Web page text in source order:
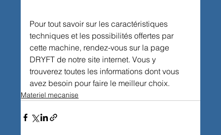
Pour tout savoir sur les caractéristiques
techniques et les possibilités offertes par
cette machine, rendez-vous sur la page
DRYFT de notre site internet. Vous y
trouverez toutes les informations dont vous
avez besoin pour faire le meilleur choix.
Materiel mecanise